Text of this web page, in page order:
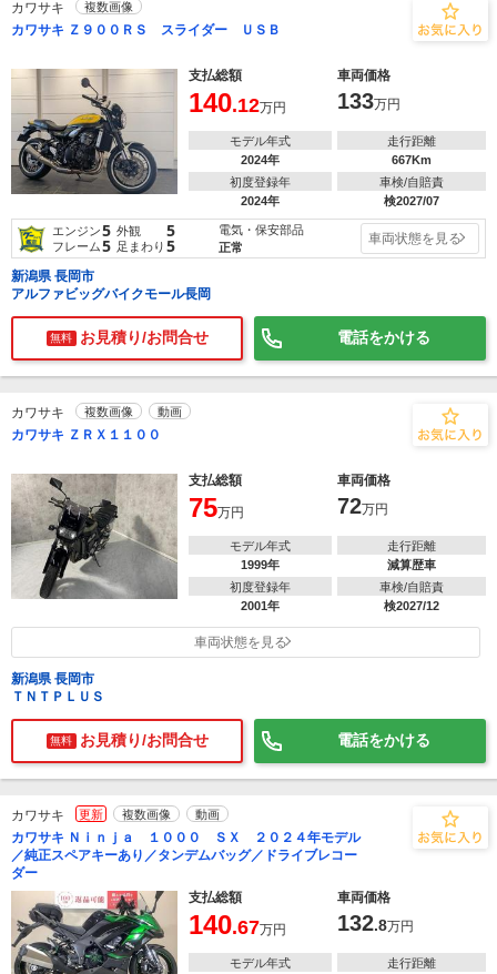
カワサキ 複数画像
カワサキ Ｚ９００ＲＳ スライダー ＵＳＢ
支払総額 車両価格
140.12万円 133万円
モデル年式
2024年
走行距離
667Km
初度登録年
2024年
車検/自賠責
検2027/07
エンジン5 外観 5
フレーム5 足まわり 5
電気・保安部品
正常
車両状態を見る
新潟県 長岡市
アルファビッグバイクモール長岡
無料 お見積り/お問合せ 電話をかける
カワサキ 複数画像 動画
カワサキ ＺＲＸ１１００
支払総額 車両価格
75万円 72万円
モデル年式
1999年
走行距離
減算歴車
初度登録年
2001年
車検/自賠責
検2027/12
車両状態を見る
新潟県 長岡市
ＴＮＴＰＬＵＳ
無料 お見積り/お問合せ 電話をかける
カワサキ 更新 複数画像 動画
カワサキ Ｎｉｎｊａ １０００ ＳＸ ２０２４年モデル
／純正スペアキーあり／タンデムバッグ／ドライブレコー
ダー
支払総額
車両価格
140.67万円 132.8万円
モデル年式
走行距離